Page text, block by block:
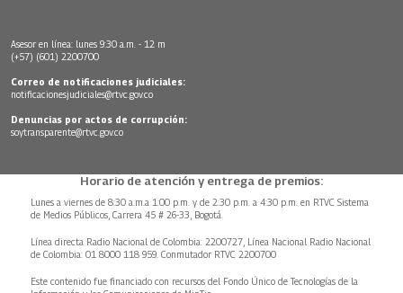
Asesor en línea: lunes 9:30 a.m. - 12 m
(+57) (601) 2200700
Correo de notificaciones judiciales:
notificacionesjudiciales@rtvc.gov.co
Denuncias por actos de corrupción:
soytransparente@rtvc.gov.co
Horario de atención y entrega de premios:
Lunes a viernes de 8:30 a.m.a 1:00 p.m. y de 2:30 p.m. a 4:30 p.m. en RTVC Sistema
de Medios Públicos, Carrera 45 # 26-33, Bogotá.
Línea directa Radio Nacional de Colombia: 2200727, Línea Nacional Radio Nacional
de Colombia: 01 8000 118 959. Conmutador RTVC 2200700
Este contenido fue financiado con recursos del Fondo Único de Tecnologías de la